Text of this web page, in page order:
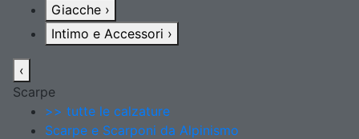
Giacche ›
Intimo e Accessori ›
‹
Scarpe
>> tutte le calzature
Scarpe e Scarponi da Alpinismo